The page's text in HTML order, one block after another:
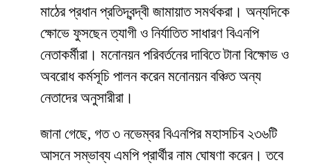
মাঠের প্রধান প্রতিদ্বন্দ্বী জামায়াত সমর্থকরা। অন্যদিকে
ক্ষোভে ফুসছেন ত্যাগী ও নির্যাতিত সাধারণ বিএনপি
নেতাকর্মীরা। মনোনয়ন পরিবর্তনের দাবিতে টানা বিক্ষোভ ও
অবরোধ কর্মসূচি পালন করেন মনোনয়ন বঞ্চিত অন্য
নেতাদের অনুসারীরা।
জানা গেছে, গত ৩ নভেম্বর বিএনপির মহাসচিব ২৩৬টি
আসনে সম্ভাব্য এমপি প্রার্থীর নাম ঘোষণা করেন। তবে